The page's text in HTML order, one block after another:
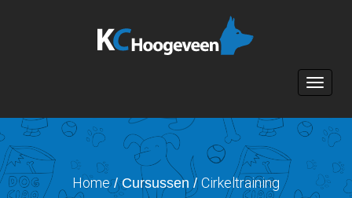
Toggle
Home/ Cursussen / Cirkeltraining